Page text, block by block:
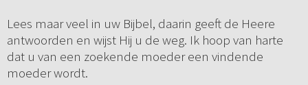
Lees maar veel in uw Bijbel, daarin geeft de Heere
antwoorden en wijst Hij u de weg. Ik hoop van harte
dat u van een zoekende moeder een vindende
moeder wordt.